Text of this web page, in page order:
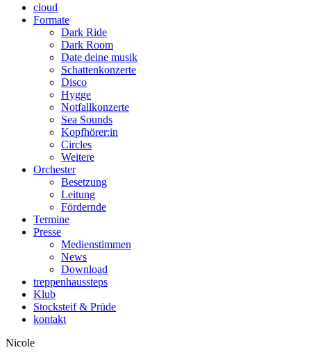
cloud
Formate
Dark Ride
Dark Room
Date deine musik
Schattenkonzerte
Disco
Hygge
Notfallkonzerte
Sea Sounds
Kopfhörer:in
Circles
Weitere
Orchester
Besetzung
Leitung
Fördernde
Termine
Presse
Medienstimmen
News
Download
treppenhaussteps
Klub
Stocksteif & Prüde
kontakt
Nicole